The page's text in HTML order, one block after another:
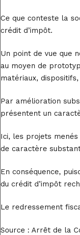
Ce que conteste la
crédit d’impôt.
Un point de vue que
au moyen de
matériaux,
Par amélioration
présentent un
Ici, les projets
de caractère
En conséquence,
du crédit d’impôt
Le redressement
Source : Arrêt de la